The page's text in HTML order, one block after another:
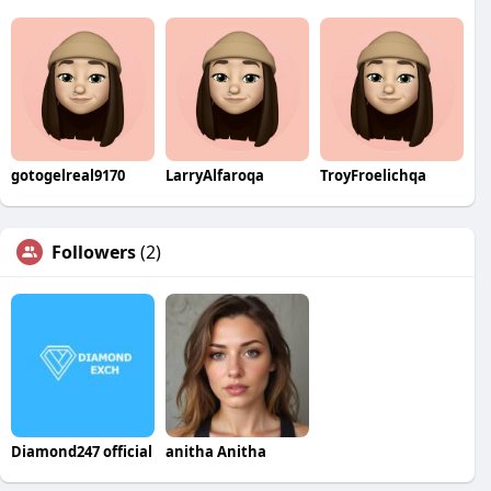
gotogelreal9170 LarryAlfaroqa TroyFroelichqa
Followers(2)
Diamond247 official anitha Anitha